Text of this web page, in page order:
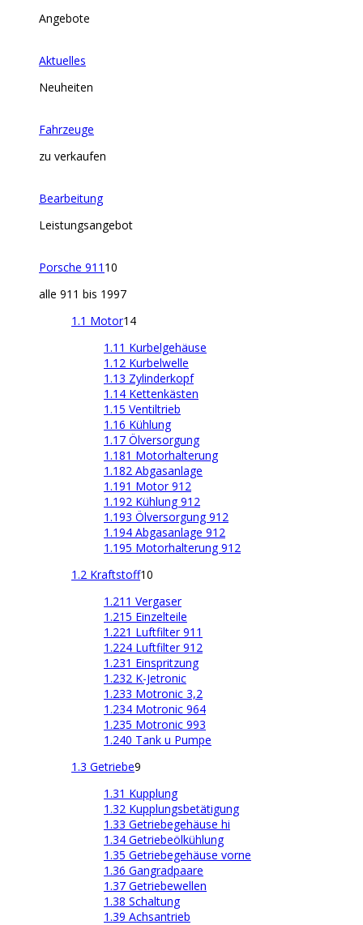
Angebote
Aktuelles
Neuheiten
Fahrzeuge
zu verkaufen
Bearbeitung
Leistungsangebot
Porsche 911 10
alle 911 bis 1997
1.1 Motor14
1.11 Kurbelgehäuse
1.12 Kurbelwelle
1.13 Zylinderkopf
1.14 Kettenkästen
1.15 Ventiltrieb
1.16 Kühlung
1.17 Ölversorgung
1.181 Motorhalterung
1.182 Abgasanlage
1.191 Motor 912
1.192 Kühlung 912
1.193 Ölversorgung 912
1.194 Abgasanlage 912
1.195 Motorhalterung 912
1.2 Kraftstoff10
1.211 Vergaser
1.215 Einzelteile
1.221 Luftfilter 911
1.224 Luftfilter 912
1.231 Einspritzung
1.232 K-Jetronic
1.233 Motronic 3,2
1.234 Motronic 964
1.235 Motronic 993
1.240 Tank u Pumpe
1.3 Getriebe9
1.31 Kupplung
1.32 Kupplungsbetätigung
1.33 Getriebegehäuse hi
1.34 Getriebeölkühlung
1.35 Getriebegehäuse vorne
1.36 Gangradpaare
1.37 Getriebewellen
1.38 Schaltung
1.39 Achsantrieb